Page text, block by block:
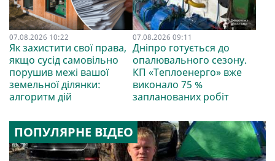
07.08.2026 10:22
Як захистити свої права,
якщо сусід самовільно
порушив межі вашої
земельної ділянки:
алгоритм дій
07.08.2026 09:11
Дніпро готується до
опалювального сезону.
КП «Теплоенерго» вже
виконало 75 %
запланованих робіт
ПОПУЛЯРНЕ ВІДЕО